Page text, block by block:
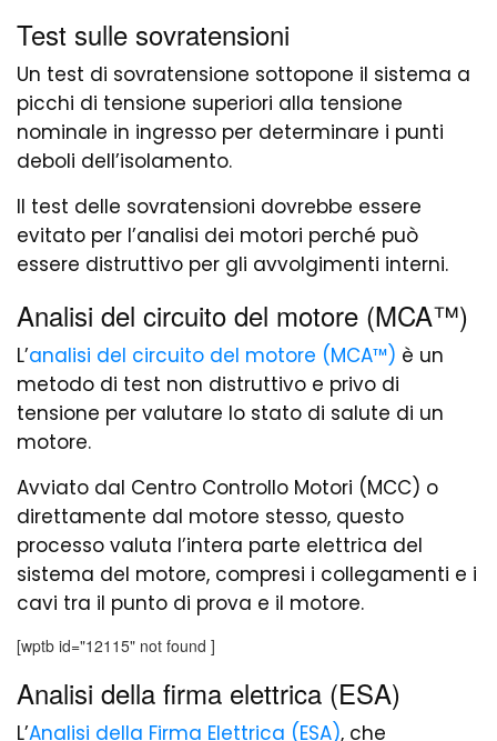
Test sulle sovratensioni
Un test di sovratensione sottopone il sistema a
picchi di tensione superiori alla tensione
nominale in ingresso per determinare i punti
deboli dell’isolamento.
Il test delle sovratensioni dovrebbe essere
evitato per l’analisi dei motori perché può
essere distruttivo per gli avvolgimenti interni.
Analisi del circuito del motore (MCA™)
L’analisi del circuito del motore (MCA™) è un
metodo di test non distruttivo e privo di
tensione per valutare lo stato di salute di un
motore.
Avviato dal Centro Controllo Motori (MCC) o
direttamente dal motore stesso, questo
processo valuta l’intera parte elettrica del
sistema del motore, compresi i collegamenti e i
cavi tra il punto di prova e il motore.
[wptb id="12115" not found ]
Analisi della firma elettrica (ESA)
L’Analisi della Firma Elettrica (ESA), che